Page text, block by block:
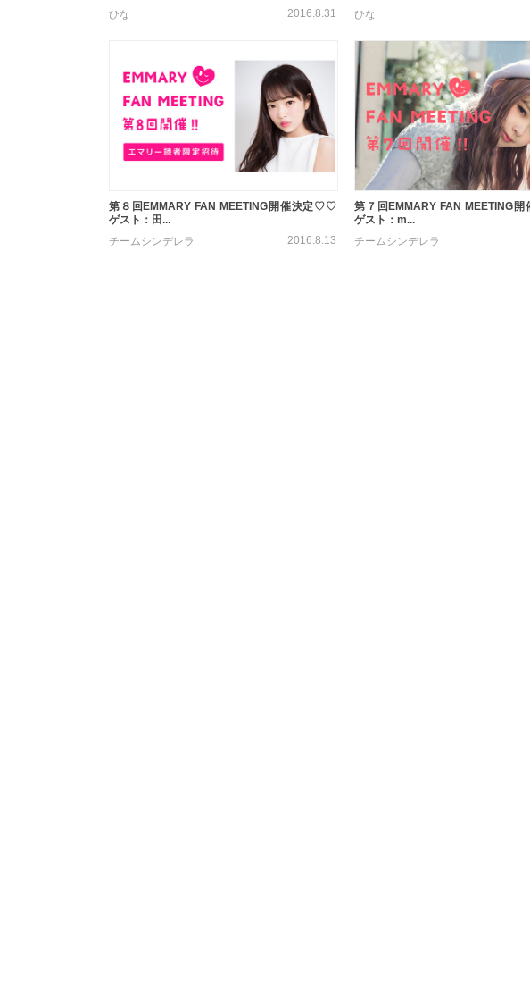
ひな
2016.8.31
ひな
第８回EMMARY FAN MEETING開催決定♡♡
ゲスト：田...
チームシンデレラ
2016.8.13
第７回EMMARY FAN MEETING
ゲスト：m...
チームシンデレラ